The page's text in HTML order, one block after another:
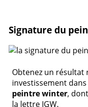
Signature du
Obtenez un
investissement
peintre winter,
la lettre JGW.